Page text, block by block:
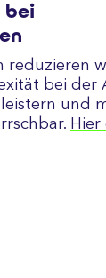
reduzieren
bei der
und